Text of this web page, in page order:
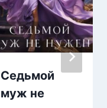
Седьмой
муж не